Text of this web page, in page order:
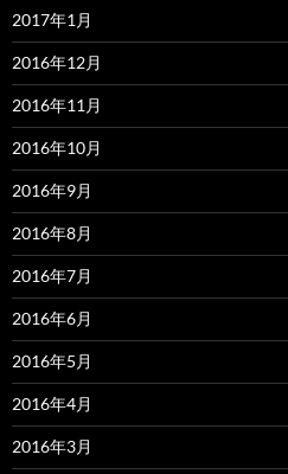
2017年1月
2016年12月
2016年11月
2016年10月
2016年9月
2016年8月
2016年7月
2016年6月
2016年5月
2016年4月
2016年3月